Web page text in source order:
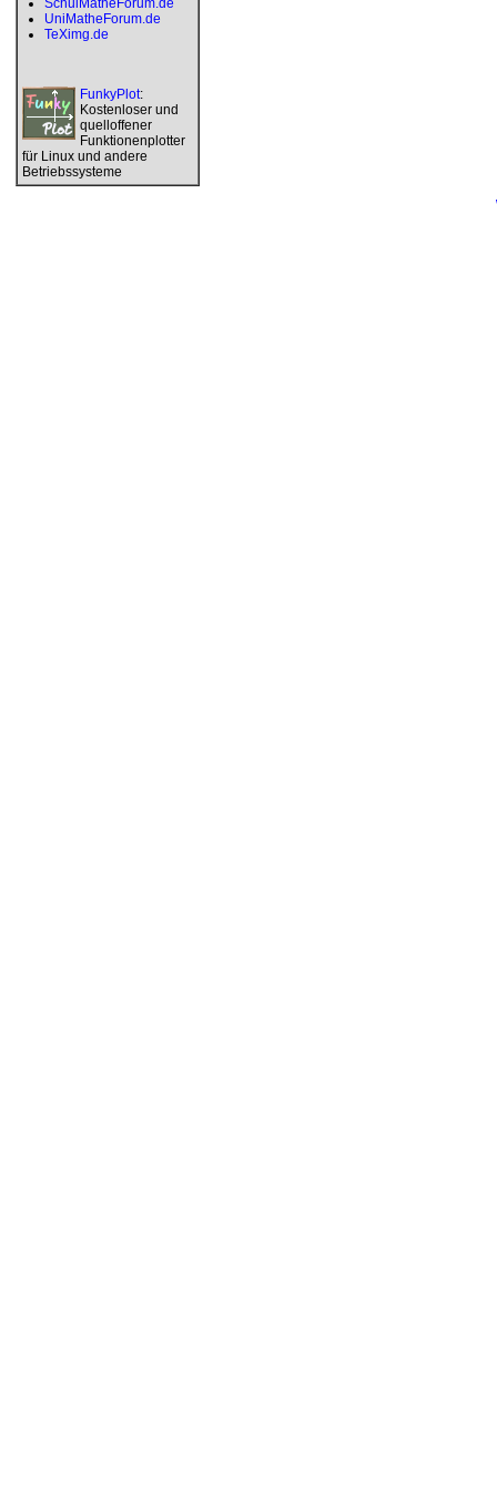
SchulMatheForum.de
UniMatheForum.de
TeXimg.de
FunkyPlot:
Kostenloser und
quelloffener
Funktionenplotter
für Linux und andere
Betriebssysteme